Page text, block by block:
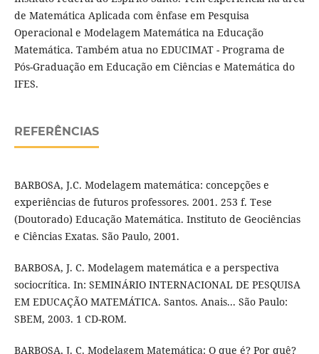
de Matemática Aplicada com ênfase em Pesquisa
Operacional e Modelagem Matemática na Educação
Matemática. Também atua no EDUCIMAT - Programa de
Pós-Graduação em Educação em Ciências e Matemática do
IFES.
REFERÊNCIAS
BARBOSA, J.C. Modelagem matemática: concepções e
experiências de futuros professores. 2001. 253 f. Tese
(Doutorado) Educação Matemática. Instituto de Geociências
e Ciências Exatas. São Paulo, 2001.
BARBOSA, J. C. Modelagem matemática e a perspectiva
sociocrítica. In: SEMINÁRIO INTERNACIONAL DE PESQUISA
EM EDUCAÇÃO MATEMÁTICA. Santos. Anais... São Paulo:
SBEM, 2003. 1 CD-ROM.
BARBOSA, J. C. Modelagem Matemática: O que é? Por quê?